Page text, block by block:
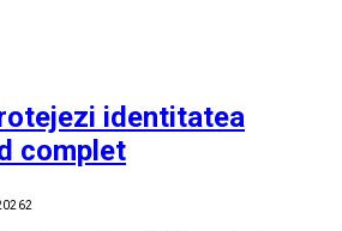
identitatea
complet
2